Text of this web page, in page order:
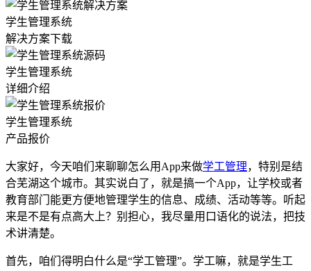
学生管理系统
解决方案下载
学生管理系统
详细介绍
学生管理系统
产品报价
大家好，今天咱们来聊聊怎么用App来做学工管理，特别是结
合芜湖这个城市。其实说白了，就是搞一个App，让学校或者
教育部门能更方便地管理学生的信息、成绩、活动等等。听起
来是不是有点高大上？别担心，我尽量用口语化的说法，把技
术讲清楚。
首先，咱们得明白什么是“学工管理”。学工嘛，就是学生工